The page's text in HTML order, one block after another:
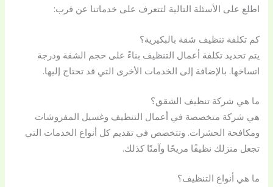
اطلع على الأسئلة التالية لتتعرف على خدماتنا عن قرب:
كم تكلفة تنظيف شقة بالبكيرية؟
يتم تحديد تكلفة أعمال التنظيف بناءً على حجم الشقة ودرجة
اتساخها. بالإضافة إلى الخدمات الأخرى التي قد تحتاج إليها.
ما هي شركة تنظيف الشقق؟
هي شركة متخصصة في أعمال التنظيف وغسيل المفروشات
ومكافحة الحشرات. وتتخصص في تقديم كل أنواع الخدمات التي
تجعل منزلك نظيفًا مريحًا وآمنًا كذلك.
ما هي أنواع التنظيف؟